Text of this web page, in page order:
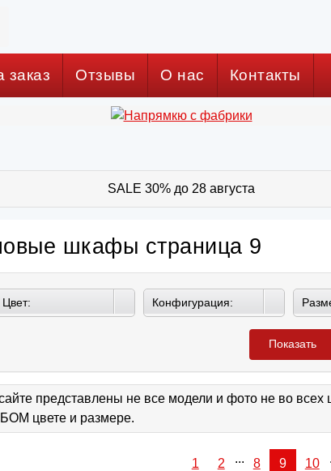
заказ Отзывы О нас Контакты
SALE 30% до 28 августа
шкафы страница 9
Цвет: Конфигурация:
Показать
представлены не все модели и фото не во
цвете и размере.
1 2 ... 8 9 10